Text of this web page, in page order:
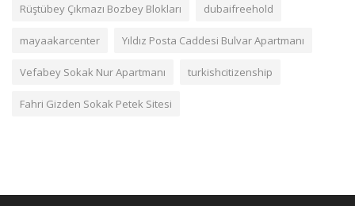
Rüştübey Çıkmazı Bozbey Blokları dubaifreehold
mayaakarcenter Yıldız Posta Caddesi Bulvar Apartmanı
Vefabey Sokak Nur Apartmanı turkishcitizenship
Fahri Gizden Sokak Petek Sitesi